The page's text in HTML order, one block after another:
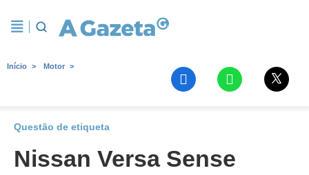
Início Motor
Questão de etiqueta
Nissan Versa Sense